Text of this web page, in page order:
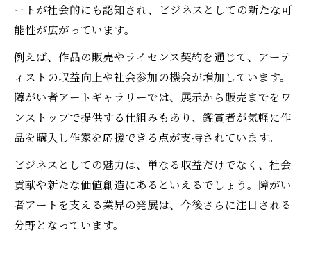
ートが社会的にも認知され、ビジネスとしての新たな可
能性が広がっています。
例えば、作品の販売やライセンス契約を通じて、アーテ
ィストの収益向上や社会参加の機会が増加しています。
障がい者アートギャラリーでは、展示から販売までをワ
ンストップで提供する仕組みもあり、鑑賞者が気軽に作
品を購入し作家を応援できる点が支持されています。
ビジネスとしての魅力は、単なる収益だけでなく、社会
貢献や新たな価値創造にあるといえるでしょう。障がい
者アートを支える業界の発展は、今後さらに注目される
分野となっています。